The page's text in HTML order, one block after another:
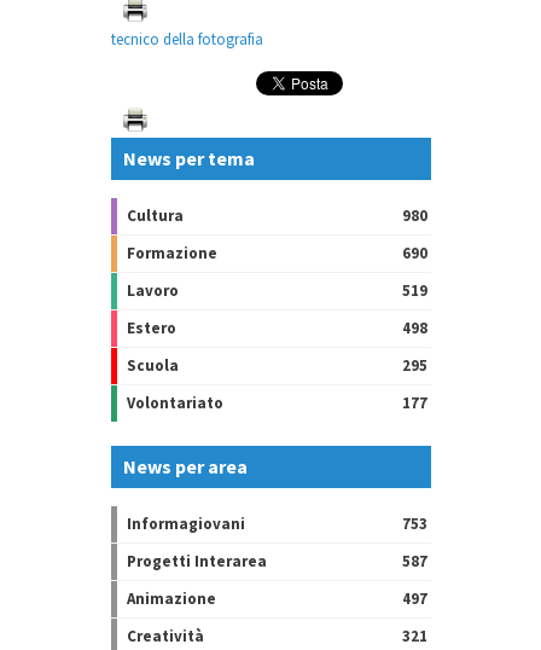
tecnico della fotografia
News per tema
Cultura
980
Formazione
690
Lavoro
519
Estero
498
Scuola
295
Volontariato
177
News per area
Informagiovani
753
Progetti Interarea
587
Animazione
497
Creatività
321